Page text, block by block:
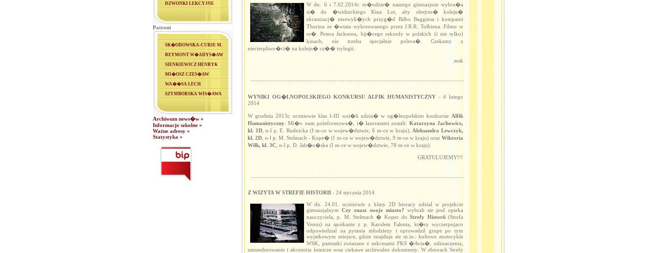
DZWONKI LEKCYJNE
Patroni
SK�ODOWSKA-CURIE M.
REYMONT W�ADYS�AW
SIENKIEWICZ HENRYK
MI�OSZ CZES�AW
WA��SA LECH
SZYMBORSKA WIS�AWA
Archiwum news�w »
Informacje szkolne »
Ważne adresy »
Statystyka »
W dn. 6 i 7.02.2014r. m�odzie� naszego gimnazjum wybra�a
si� do �widnickiego Kina Lot, aby obejrze� kolejn�
ekranizacj� niezwyk�ych przyg�d Bilbo Bagginsa i kompanii
Thorina ze �wiata wykreowanego przez J.R.R. Tolkiena. Filmu w
re�. Petera Jacksona, bij�cego rekordy w polskich (i nie tylko)
kinach, nie trzeba specjalnie poleca�. Czekamy z
niecierpliwo�ci� na kolejn� cz�� trylogii.
msk
WYNIKI OG�LNOPOLSKIEGO KONKURSU ALFIK HUMANISTYCZNY - 4 lutego
2014
W grudniu 2013r. uczniowie klas I-III wzi�li udzia� w og�lnopolskim konkursie Alfik
Humanistyczny . Mi�o nam poinformowa�, i� laureatami zostali: Katarzyna Jachowicz,
kl. 1D, n-l p. E. Rudnicka (I m-ce w wojew�dztwie, 6 m-ce w kraju), Aleksandra Lewczyk,
kl. 2D , n-l p. M. Stelmach - Kope� (I m-ce w wojew�dztwie, 9 m-ce w kraju) orazWiktoria
Wilk, kl. 3C , n-l p. D. Jab�o�ska (I m-ce w wojew�dztwie, 78 m-ce w kraju).
GRATULUJEMY!!!
Z WIZYTA W STREFIE HISTORII - 24 stycznia 2014
W dn. 24.01. uczniowie z klasy 2D bioracy udzial w projekcie
gimnazjalnym Czy znasz swoje miasto? wybrali sie pod opieka
nauczyciela, p. M. Stelmach � Kopec doStrefy Historii(Strefa
Venus) na spotkanie z p. Karolem Falenta, kt�ry wyczerpujaco
odpowiedzial na pytania mlodziezy i oprowadzil grupe po tym
wyjatkowym miejscu, gdzie znajduja sie m.in.: kultowe motocykle
WSK, pamiatki zwiazane z sukcesami FKS �Avia�, odznaczenia,
umundurowanie i akcesoria lotnicze oraz ciekawe archiwalne dokumenty. W zbiorach Strefy